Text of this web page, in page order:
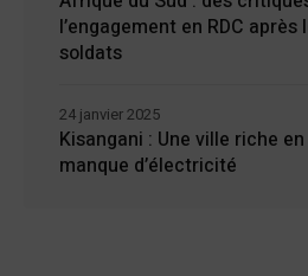
l’engagement en RDC après
soldats
Kisangani : Une ville riche
manque d’électricité
24 janvier 2025